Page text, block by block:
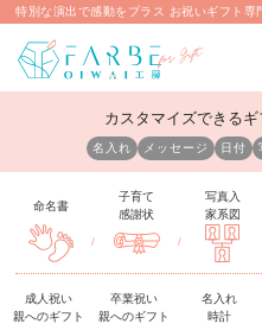
特別な演出で感動をプラス お祝いギフト専
カスタマイズできる
名入れ メッセージ 日付
命名書
/
子育て
感謝状
/
写真入
家系図
成人祝い
親へのギフト
卒業祝い
親へのギフト
名入れ
時計